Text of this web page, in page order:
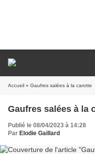
Accueil » Gaufres salées à la carotte
Gaufres salées à la
Publié le 08/04/2023 à 14:28
Par Elodie Gaillard